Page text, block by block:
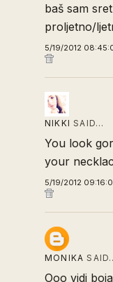
baš sam
proljetno/
5/19/2012
NIKKI SAID…
You look
your
5/19/2012
MONIKA
Ooo vidi